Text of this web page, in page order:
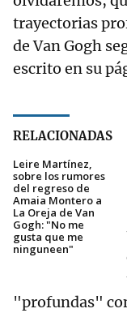
trayectorias
de Van Gogh
escrito en su
RELACIONADAS
Leire Martínez,
sobre los rumores
del regreso de
Amaia Montero a
La Oreja de Van
Gogh: "No me
gusta que me
ninguneen"
"profundas"